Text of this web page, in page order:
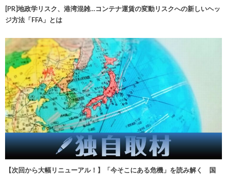
[PR]地政学リスク、港湾混雑…コンテナ運賃の変動リスクへの新しいヘッ
ジ方法「FFA」とは
【次回から大幅リニューアル！】「今そこにある危機」を読み解く 国